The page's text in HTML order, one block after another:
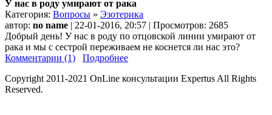
У нас в роду умирают от рака
Категория: Вопросы » Эзотерика
автор: no name | 22-01-2016, 20:57 | Просмотров: 2685
Добрый день! У нас в роду по отцовской линии умирают от
рака и мы с сестрой переживаем не коснется ли нас это?
Комментарии (1)
Подробнее
Copyright 2011-2021 OnLine консультации Expertus All Rights
Reserved.